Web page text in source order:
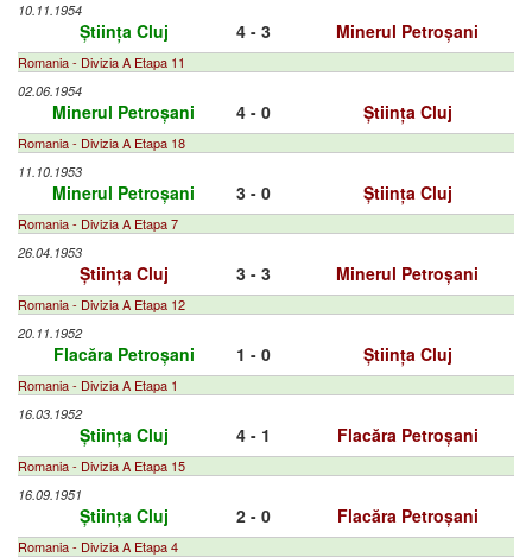
10.11.1954
Știința Cluj 4 - 3 Minerul Petroșani
Romania - Divizia A Etapa 11
02.06.1954
Minerul Petroșani 4 - 0 Știința Cluj
Romania - Divizia A Etapa 18
11.10.1953
Minerul Petroșani 3 - 0 Știința Cluj
Romania - Divizia A Etapa 7
26.04.1953
Știința Cluj 3 - 3 Minerul Petroșani
Romania - Divizia A Etapa 12
20.11.1952
Flacăra Petroșani 1 - 0 Știința Cluj
Romania - Divizia A Etapa 1
16.03.1952
Știința Cluj 4 - 1 Flacăra Petroșani
Romania - Divizia A Etapa 15
16.09.1951
Știința Cluj 2 - 0 Flacăra Petroșani
Romania - Divizia A Etapa 4